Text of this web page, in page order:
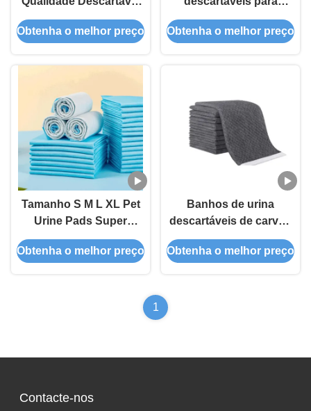
Absorvente
Treinamento Pet Pad
Xixi Pad
Obtenha o melhor preço
cachorros PEE Pad
Cachorro Toalha de
Obtenha o melhor preço
Tamanho S M L XL Pet
Urine Pads Super
Absorvente
Obtenha o melhor preço
Banhos de urina
descartáveis de carvão
de bambu para animais
de estimação
Obtenha o melhor preço
1
Contacte-nos